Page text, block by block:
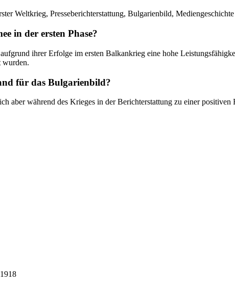
Weltkrieg, Presseberichterstattung, Bulgarienbild,
in der ersten Phase?
ihrer Erfolge im ersten Balkankrieg eine hohe
wurden.
für das Bulgarienbild?
aber während des Krieges in der Berichterstattung zu einer